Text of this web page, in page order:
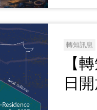
轉知訊息
【
日